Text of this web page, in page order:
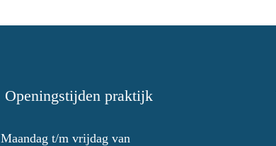
Openingstijden praktijk
Maandag t/m vrijdag van